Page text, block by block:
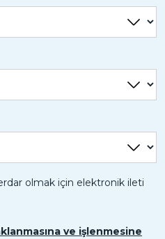
olmak için elektronik ileti
ve işlenmesine